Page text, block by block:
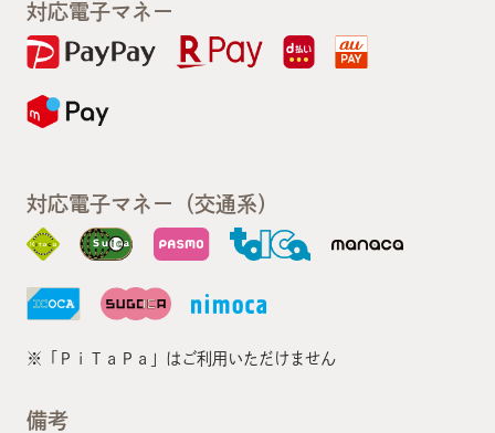
対応電子マネー
対応電子マネー（交通系）
※「ＰｉＴａＰａ」はご利用いただけません
備考